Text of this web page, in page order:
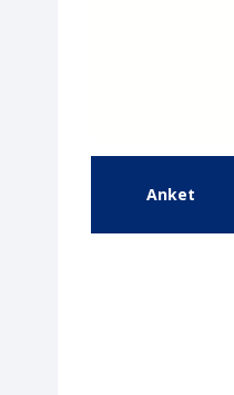
Anket